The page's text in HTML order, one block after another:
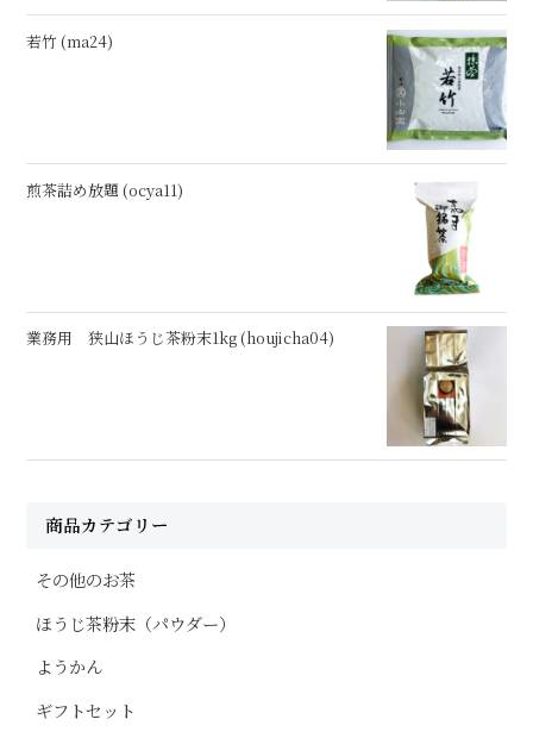
若竹 (ma24)
煎茶詰め放題 (ocya11)
業務用 狭山ほうじ茶粉末1kg (houjicha04)
商品カテゴリー
その他のお茶
ほうじ茶粉末（パウダー）
ようかん
ギフトセット